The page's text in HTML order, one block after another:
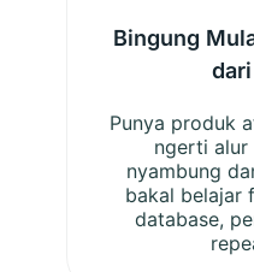
Bingung
Punya produk
ngerti alur
nyambung
bakal belajar
database,